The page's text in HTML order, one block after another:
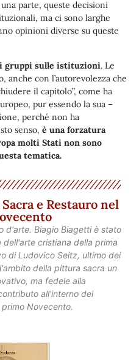
parte, queste decisioni
ma ci sono larghe
opinioni diverse su queste
gruppi sulle istituzioni. Le
con l’autorevolezza che
il capitolo”, come ha
pur essendo la sua –
perché non ha
senso, è una forzatura
molti Stati non sono
tematica.
e Restauro nel
d'arte. Biagio Biagetti è stato
cristiana della prima
di Ludovico Seitz, ultimo dei
della pittura sacra un
ma fedele alla
all'interno del
Novecento.